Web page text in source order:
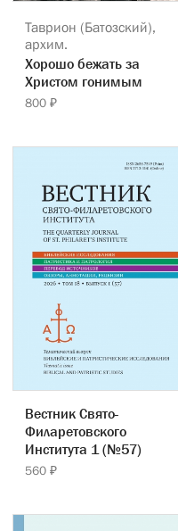
Таврион (Батозский),
архим.
Хорошо бежать за
Христом гонимым
800 ₽
Вестник Свято-
Филаретовского
Института 1 (№57)
560 ₽